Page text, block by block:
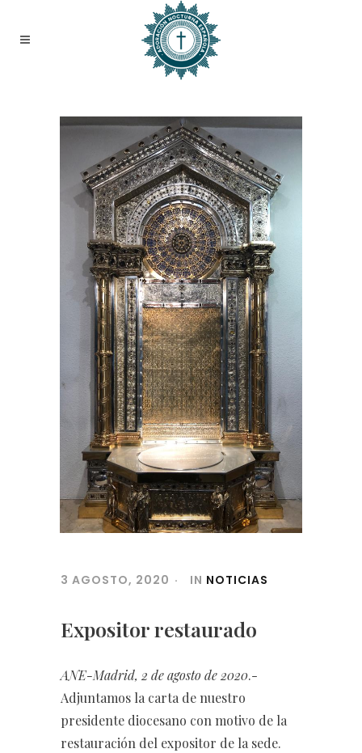
3 AGOSTO, 2020 IN NOTICIAS
Expositor restaurado
ANE-Madrid, 2 de agosto de 2020.-
Adjuntamos la carta de nuestro
presidente diocesano con motivo de la
restauración del expositor de la sede.